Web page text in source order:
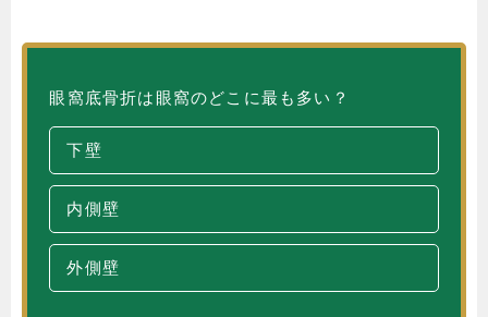
眼窩底骨折は眼窩のどこに最も多い？
下壁
内側壁
外側壁